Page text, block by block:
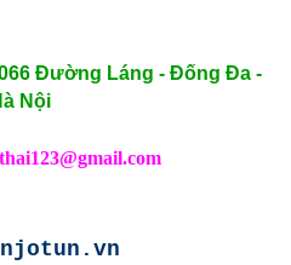
Đường Láng - Đống Đa -
Nội